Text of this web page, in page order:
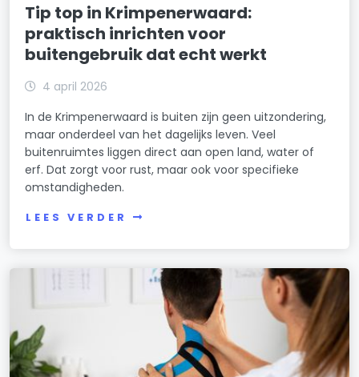
Tip top in Krimpenerwaard:
praktisch inrichten voor
buitengebruik dat echt werkt
4 april 2026
In de Krimpenerwaard is buiten zijn geen uitzondering,
maar onderdeel van het dagelijks leven. Veel
buitenruimtes liggen direct aan open land, water of
erf. Dat zorgt voor rust, maar ook voor specifieke
omstandigheden.
LEES VERDER